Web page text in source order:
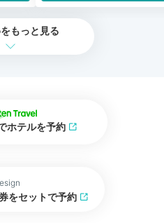
もっと見る
ホテルを予約
をセットで予約